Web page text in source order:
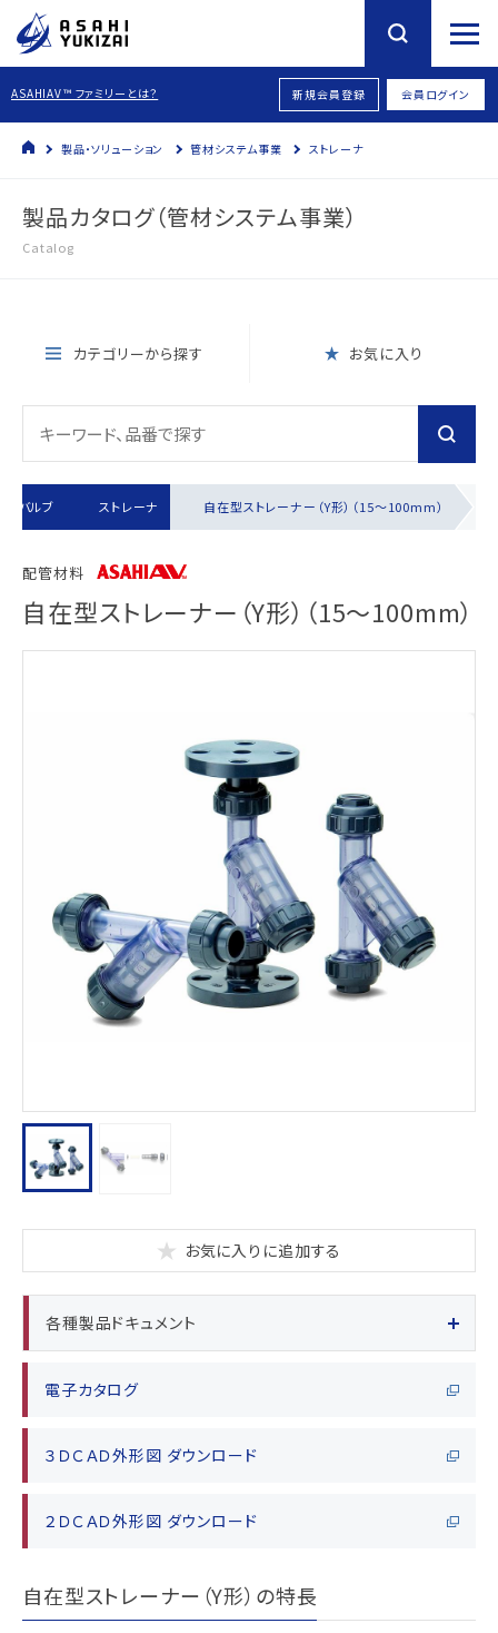
ASAHIAV™ ファミリーとは？ 新規会員登録 会員ログイン
製品・ソリューション 管材システム事業 ストレーナ
製品カタログ（管材システム事業）
Catalog
カテゴリーから探す お気に入り
動バルブ ストレーナ 自在型ストレーナー（Y形）（15～100mm）
配管材料
自在型ストレーナー（Y形）（15～100mm）
お気に入りに追加する
各種製品ドキュメント
電子カタログ
３ＤＣＡＤ外形図 ダウンロード
２ＤＣＡＤ外形図 ダウンロード
自在型ストレーナー（Y形）の特長